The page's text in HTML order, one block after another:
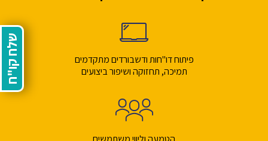
פיתוח דו"חות ודשבורדים מתקדמים
תמיכה, תחזוקה ושיפור ביצועים
שלח קו"ח